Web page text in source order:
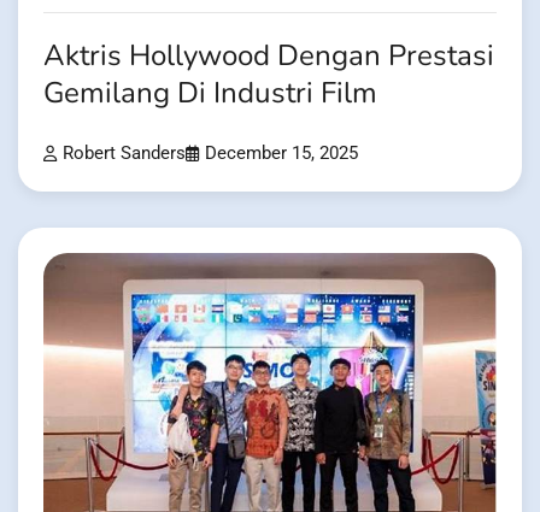
Aktris Hollywood Dengan Prestasi
Gemilang Di Industri Film
Robert Sanders December 15, 2025